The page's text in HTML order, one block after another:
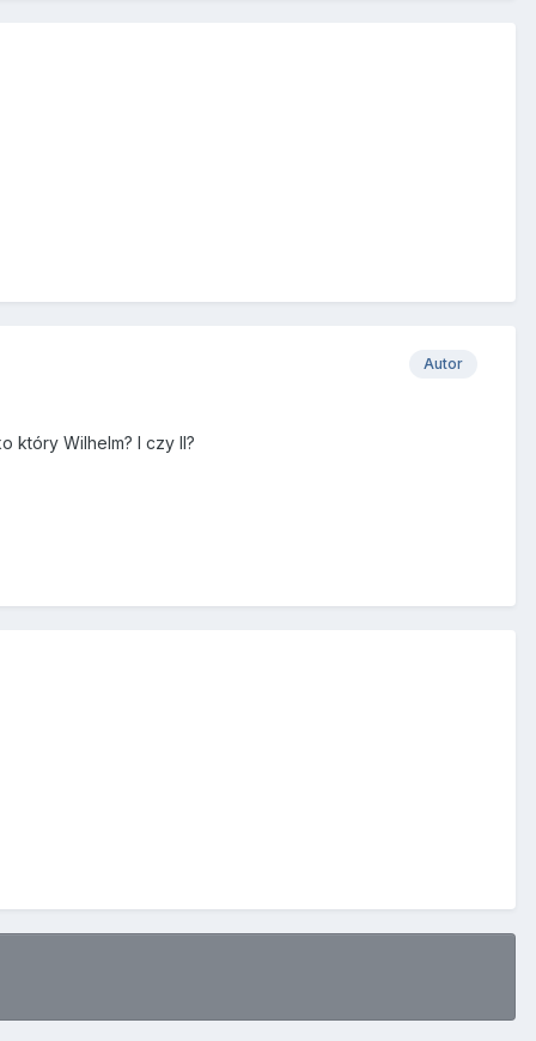
Autor
który Wilhelm? I czy II?